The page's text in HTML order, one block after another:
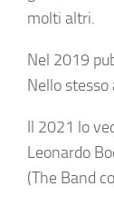
molti altri.
Nel 2019
Nello
Il 2021 lo
Leonardo
(The Band